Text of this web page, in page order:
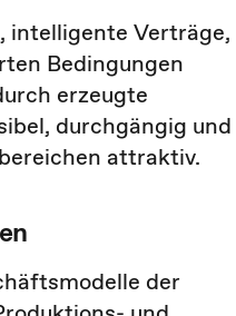
intelligente Verträge,
Bedingungen
erzeugte
durchgängig und
attraktiv.
der